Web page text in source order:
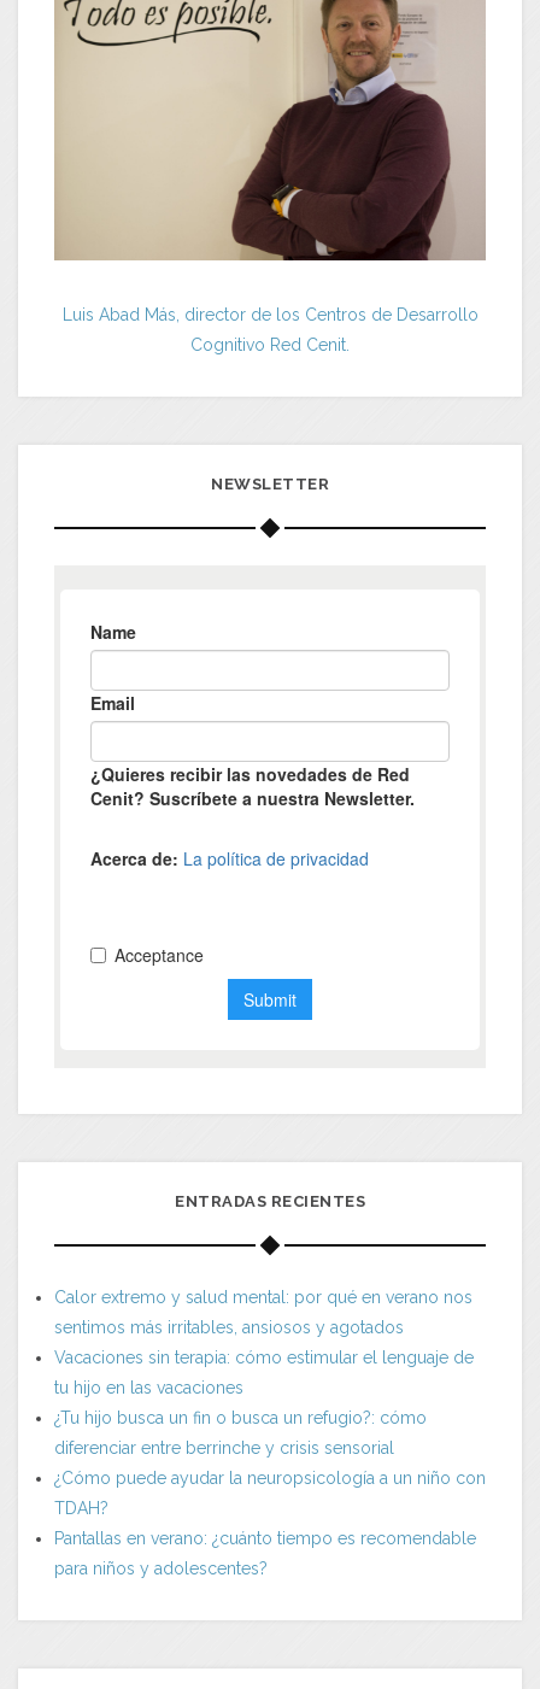
Luis Abad Más, director de los Centros de Desarrollo
Cognitivo Red Cenit.
NEWSLETTER
ENTRADAS RECIENTES
Calor extremo y salud mental: por qué en verano nos
sentimos más irritables, ansiosos y agotados
Vacaciones sin terapia: cómo estimular el lenguaje de
tu hijo en las vacaciones
¿Tu hijo busca un fin o busca un refugio?: cómo
diferenciar entre berrinche y crisis sensorial
¿Cómo puede ayudar la neuropsicología a un niño con
TDAH?
Pantallas en verano: ¿cuánto tiempo es recomendable
para niños y adolescentes?